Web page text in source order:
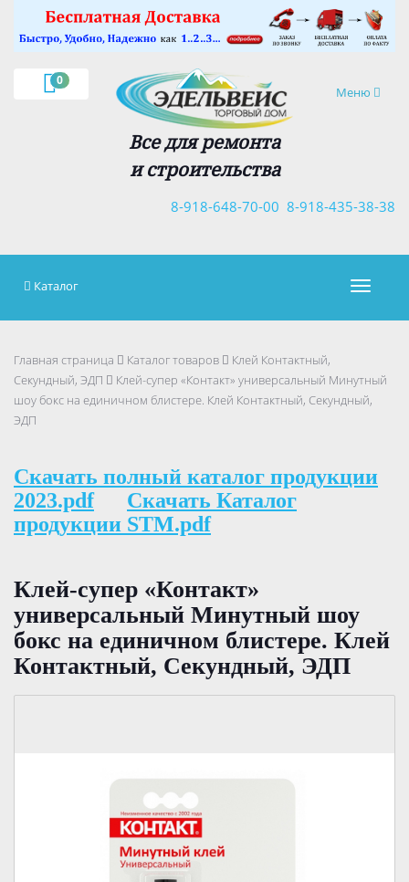
0
Навигация
Меню
Все для ремонта
и строительства
8-918-435-38-38
8-918-648-70-00
×
Каталог
Главная страница Каталог товаров
Клей Контактный,
Секундный, ЭДП
Клей-супер «Контакт» универсальный Минутный
шоу бокс на единичном блистере. Клей Контактный, Секундный,
ЭДП
Скачать полный каталог продукции
2023.pdf
Скачать Каталог
продукции STM.pdf
Клей-супер «Контакт»
универсальный Минутный шоу
бокс на единичном блистере. Клей
Контактный, Секундный, ЭДП